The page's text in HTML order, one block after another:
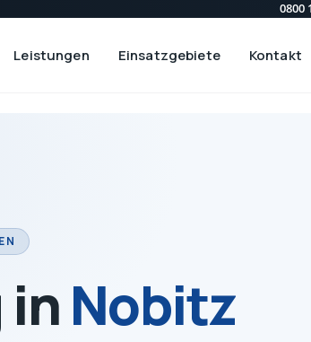
0800
Leistungen Einsatzgebiete Kontakt
inNobitz